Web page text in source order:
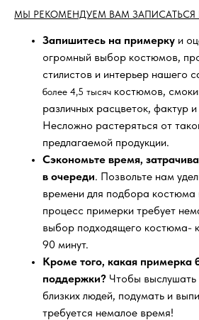
МЫ РЕКОМЕНДУЕМ ВАМ ЗАПИСАТЬСЯ
Запишитесь на примерку и
огромный выбор костюмов,
стилистов и интерьер нашего
более 4,5 тысяч костюмов,
различных расцветок, фактур
Несложно растеряться от
предлагаемой продукции.
Сэкономьте время,
в очереди. Позвольте нам
времени для подбора костюма
процесс примерки требует
выбор подходящего костюма-
90 минут.
Кроме того, какая примерка
поддержки? Чтобы
близких людей, подумать и
требуется немалое время!